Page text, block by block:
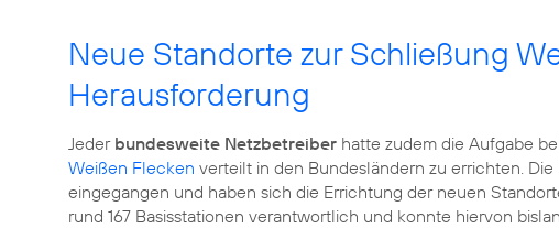
Neue Standorte zur Schließung
Herausforderung
Jeder bundesweite Netzbetreiber hatte zudem die Aufgabe
Weißen Flecken verteilt in den Bundesländern zu errichten.
eingegangen und haben sich die Errichtung der neuen
rund 167 Basisstationen verantwortlich und konnte hiervon